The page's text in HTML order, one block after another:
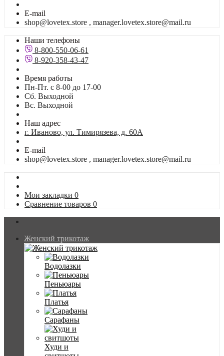
E-mail
shop@lovetex.store , manager.lovetex.store@mail.ru
Наши телефоны
8-800-550-06-61
8-920-358-43-47
Время работы
Пн-Пт. с 8-00 до 17-00
Сб. Выходной
Вс. Выходной
Наш адрес
г. Иваново, ул. Тимирязева, д. 60А
E-mail
shop@lovetex.store , manager.lovetex.store@mail.ru
Мои закладки 0
Сравнение товаров 0
Женский трикотаж
Водолазки
Пеньюары
Платья
Сарафаны
Худи и